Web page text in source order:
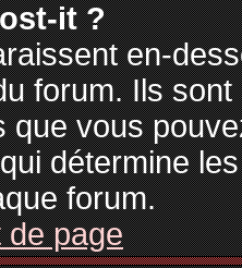
it ?
en-
forum. Ils
que vous
détermine
forum.
de page